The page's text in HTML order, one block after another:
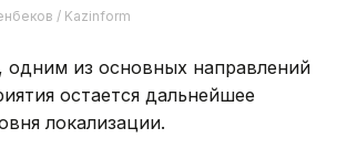
/ Kazinform
одним из основных направлений
остается дальнейшее
локализации.